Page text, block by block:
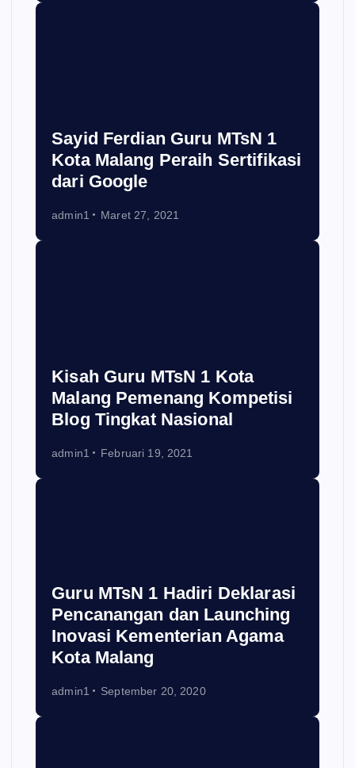
Sayid Ferdian Guru MTsN 1
Kota Malang Peraih Sertifikasi
dari Google
admin1 Maret 27, 2021
Kisah Guru MTsN 1 Kota
Malang Pemenang Kompetisi
Blog Tingkat Nasional
admin1 Februari 19, 2021
Guru MTsN 1 Hadiri Deklarasi
Pencanangan dan Launching
Inovasi Kementerian Agama
Kota Malang
admin1 September 20, 2020